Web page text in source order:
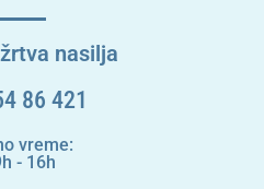
nasilja
86 421
vreme:
- 16h